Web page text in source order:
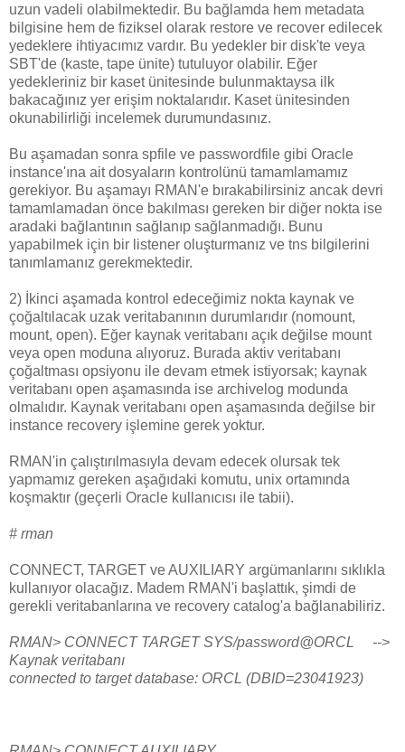
uzun vadeli olabilmektedir. Bu bağlamda hem metadata
bilgisine hem de fiziksel olarak restore ve recover edilecek
yedeklere ihtiyacımız vardır. Bu yedekler bir disk'te veya
SBT'de (kaste, tape ünite) tutuluyor olabilir. Eğer
yedekleriniz bir kaset ünitesinde bulunmaktaysa ilk
bakacağınız yer erişim noktalarıdır. Kaset ünitesinden
okunabilirliği incelemek durumundasınız.
Bu aşamadan sonra spfile ve passwordfile gibi Oracle
instance'ına ait dosyaların kontrolünü tamamlamamız
gerekiyor. Bu aşamayı RMAN'e bırakabilirsiniz ancak devri
tamamlamadan önce bakılması gereken bir diğer nokta ise
aradaki bağlantının sağlanıp sağlanmadığı. Bunu
yapabilmek için bir listener oluşturmanız ve tns bilgilerini
tanımlamanız gerekmektedir.
2) İkinci aşamada kontrol edeceğimiz nokta kaynak ve
çoğaltılacak uzak veritabanının durumlarıdır (nomount,
mount, open). Eğer kaynak veritabanı açık değilse mount
veya open moduna alıyoruz. Burada aktiv veritabanı
çoğaltması opsiyonu ile devam etmek istiyorsak; kaynak
veritabanı open aşamasında ise archivelog modunda
olmalıdır. Kaynak veritabanı open aşamasında değilse bir
instance recovery işlemine gerek yoktur.
RMAN'in çalıştırılmasıyla devam edecek olursak tek
yapmamız gereken aşağıdaki komutu, unix ortamında
koşmaktır (geçerli Oracle kullanıcısı ile tabii).
# rman
CONNECT, TARGET ve AUXILIARY argümanlarını sıklıkla
kullanıyor olacağız. Madem RMAN'i başlattık, şimdi de
gerekli veritabanlarına ve recovery catalog'a bağlanabiliriz.
RMAN> CONNECT TARGET SYS/password@ORCL -->
Kaynak veritabanı
connected to target database: ORCL (DBID=23041923)